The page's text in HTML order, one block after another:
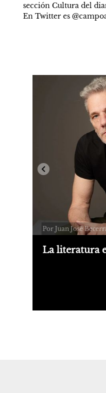
sección Cultura del
En Twitter es
Por Juan José
La literatura